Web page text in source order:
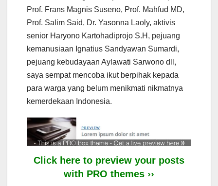
Prof. Frans Magnis Suseno, Prof. Mahfud MD,
Prof. Salim Said, Dr. Yasonna Laoly, aktivis
senior Haryono Kartohadiprojo S.H, pejuang
kemanusiaan Ignatius Sandyawan Sumardi,
pejuang kebudayaan Aylawati Sarwono dll,
saya sempat mencoba ikut berpihak kepada
para warga yang belum menikmati nikmatnya
kemerdekaan Indonesia.
Click here to preview your posts
with PRO themes ››